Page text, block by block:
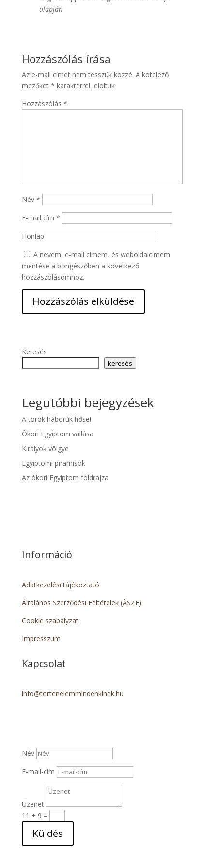
alapján
Hozzászólás írása
Az e-mail címet nem tesszük közzé. A kötelező
mezőket * karakterrel jelöltük
Hozzászólás *
Név *
E-mail cím *
Honlap
A nevem, e-mail címem, és weboldalcímem
mentése a böngészőben a következő
hozzászólásomhoz.
Keresés
keresés
Legutóbbi bejegyzések
A török háborúk hősei
Ókori Egyiptom vallása
Királyok völgye
Egyiptomi piramisok
Az ókori Egyiptom földrajza
Információ
Adatkezelési tájékoztató
Általános Szerződési Feltételek (ÁSZF)
Cookie szabályzat
Impresszum
Kapcsolat
info@tortenelemmindenkinek.hu
Név
E-mail-cím
Üzenet
11 + 9 =
Küldés